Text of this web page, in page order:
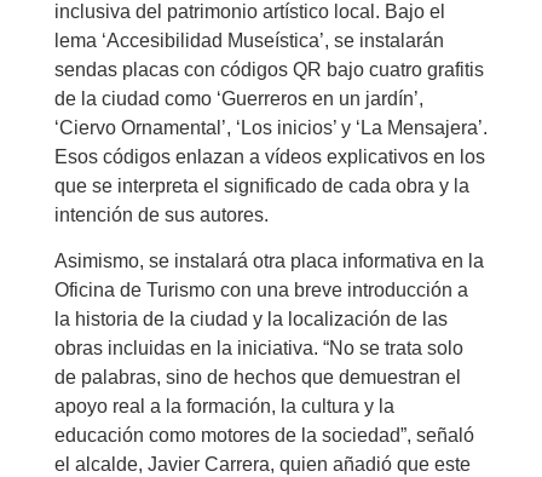
inclusiva del patrimonio artístico local. Bajo el
lema ‘Accesibilidad Museística’, se instalarán
sendas placas con códigos QR bajo cuatro grafitis
de la ciudad como ‘Guerreros en un jardín’,
‘Ciervo Ornamental’, ‘Los inicios’ y ‘La Mensajera’.
Esos códigos enlazan a vídeos explicativos en los
que se interpreta el significado de cada obra y la
intención de sus autores.
Asimismo, se instalará otra placa informativa en la
Oficina de Turismo con una breve introducción a
la historia de la ciudad y la localización de las
obras incluidas en la iniciativa. “No se trata solo
de palabras, sino de hechos que demuestran el
apoyo real a la formación, la cultura y la
educación como motores de la sociedad”, señaló
el alcalde, Javier Carrera, quien añadió que este